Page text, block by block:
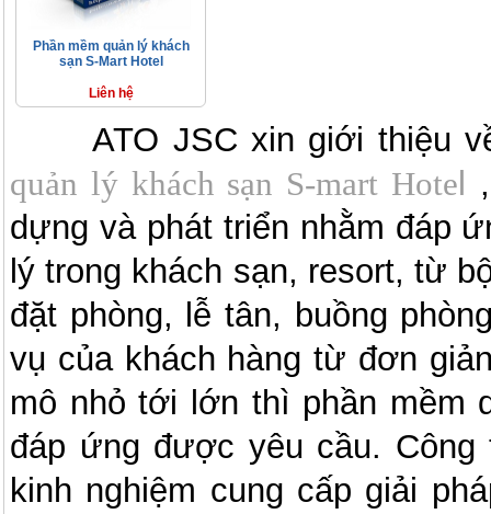
Phần mềm quản lý khách
sạn S-Mart Hotel
Liên hệ
ATO JSC xin giới thiệu
quản lý khách sạn S-mart Hote
dựng và phát triển nhằm đáp
lý trong khách sạn, resort, từ
đặt phòng, lễ tân, buồng
vụ của khách hàng từ đơn
mô nhỏ tới lớn thì phần mềm
đáp ứng được yêu cầu. Công
kinh nghiệm cung cấp giải